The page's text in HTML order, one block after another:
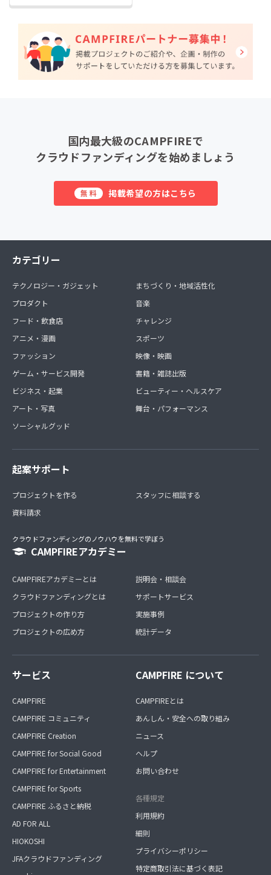
国内最大級のCAMPFIREで
クラウドファンディングを始めましょう
無料 掲載希望の方はこちら
カテゴリー
テクノロジー・ガジェット
プロダクト
フード・飲食店
アニメ・漫画
ファッション
ゲーム・サービス開発
ビジネス・起業
アート・写真
ソーシャルグッド
まちづくり・地域活性化
音楽
チャレンジ
スポーツ
映像・映画
書籍・雑誌出版
ビューティー・ヘルスケア
舞台・パフォーマンス
起案サポート
プロジェクトを作る
資料請求
スタッフに相談する
クラウドファンディングのノウハウを無料で学ぼう
CAMPFIREアカデミー
CAMPFIREアカデミーとは
クラウドファンディングとは
プロジェクトの作り方
プロジェクトの広め方
説明会・相談会
サポートサービス
実施事例
統計データ
サービス
CAMPFIRE
CAMPFIRE コミュニティ
CAMPFIRE Creation
CAMPFIRE for Social Good
CAMPFIRE for Entertainment
CAMPFIRE for Sports
CAMPFIRE ふるさと納税
AD FOR ALL
HIOKOSHI
JFAクラウドファンディング
CAMPFIRE について
CAMPFIREとは
あんしん・安全への取り組み
ニュース
ヘルプ
お問い合わせ
各種規定
利用規約
細則
プライバシーポリシー
特定商取引法に基づく表記